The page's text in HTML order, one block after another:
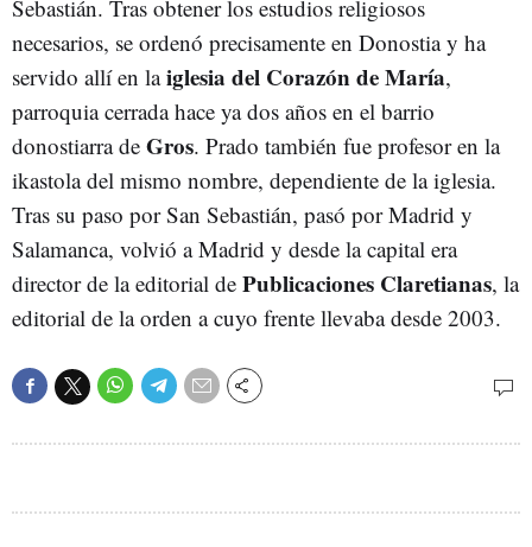
Sebastián. Tras obtener los estudios religiosos
necesarios, se ordenó precisamente en Donostia y ha
servido allí en laiglesia del Corazón de María,
parroquia cerrada hace ya dos años en el barrio
donostiarra de Gros. Prado también fue profesor en la
ikastola del mismo nombre, dependiente de la iglesia.
Tras su paso por San Sebastián, pasó por Madrid y
Salamanca, volvió a Madrid y desde la capital era
director de la editorial de Publicaciones Claretianas, la
editorial de la orden a cuyo frente llevaba desde 2003.